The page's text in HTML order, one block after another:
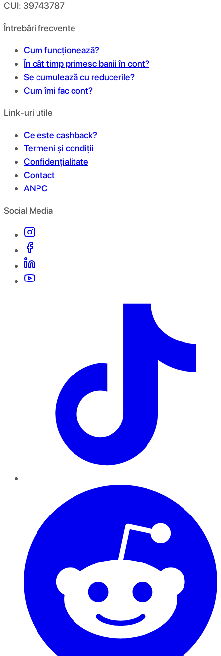
CUI: 39743787
Întrebări frecvente
Cum funcționează?
În cât timp primesc banii în cont?
Se cumulează cu reducerile?
Cum îmi fac cont?
Link-uri utile
Ce este cashback?
Termeni și condiții
Confidențialitate
Contact
ANPC
Social Media